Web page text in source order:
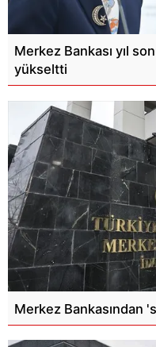
Merkez Bankası yıl
yükseltti
Merkez Bankasından